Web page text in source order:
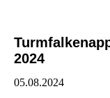
2024
05.08.2024